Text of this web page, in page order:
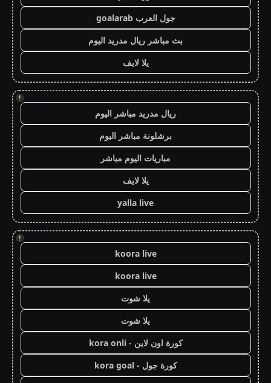
جول العرب goalarab
بث مباشر ريال مدريد اليوم
يلا لايف
!
ريال مدريد مباشر اليوم
برشلونة مباشر اليوم
مباريات اليوم مباشر
يلا لايف
yalla live
!
koora live
koora live
يلا شوت
يلا شوت
كورة اون لاين - kora onli
كورة جول - kora goal